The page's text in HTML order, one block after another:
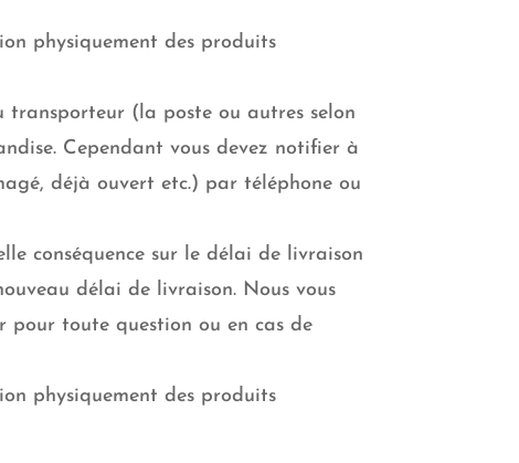
physiquement des produits
(la poste ou autres selon
Cependant vous devez notifier à
déjà ouvert etc.) par téléphone ou
conséquence sur le délai de livraison
délai de livraison. Nous vous
pour toute question ou en cas de
physiquement des produits